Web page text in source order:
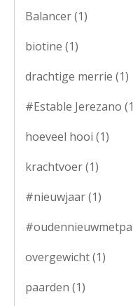
Balancer(1)
biotine (1)
drachtige merrie (1)
#Estable Jerezano
hoeveel hooi (1)
krachtvoer(1)
#nieuwjaar(1)
overgewicht(1)
paarden (1)